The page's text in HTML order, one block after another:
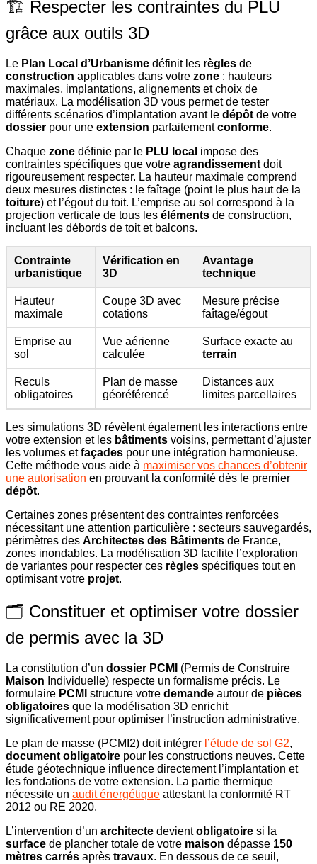
🏗️ Respecter les contraintes du PLU
grâce aux outils 3D
Le Plan Local d’Urbanisme définit les règles de
construction applicables dans votre zone : hauteurs
maximales, implantations, alignements et choix de
matériaux. La modélisation 3D vous permet de tester
différents scénarios d’implantation avant le dépôt de votre
dossier pour une extension parfaitementconforme.
Chaque zone définie par le PLU local impose des
contraintes spécifiques que votre agrandissement doit
rigoureusement respecter. La hauteur maximale comprend
deux mesures distinctes : le faîtage (point le plus haut de la
toiture) et l’égout du toit. L’emprise au sol correspond à la
projection verticale de tous les éléments de construction,
incluant les débords de toit et balcons.
Contrainte
urbanistique
Vérification en
3D
Avantage
technique
Hauteur
maximale
Coupe 3D avec
cotations
Mesure précise
faîtage/égout
Emprise au
sol
Vue aérienne
calculée
Surface exacte au
terrain
Reculs
obligatoires
Plan de masse
géoréférencé
Distances aux
limites parcellaires
Les simulations 3D révèlent également les interactions entre
votre extension et les bâtiments voisins, permettant d’ajuster
les volumes etfaçades pour une intégration harmonieuse.
Cette méthode vous aide à maximiser vos chances d’obtenir
une autorisation en prouvant la conformité dès le premier
dépôt.
Certaines zones présentent des contraintes renforcées
nécessitant une attention particulière : secteurs sauvegardés,
périmètres des Architectes des Bâtiments de France,
zones inondables. La modélisation 3D facilite l’exploration
de variantes pour respecter ces règles spécifiques tout en
optimisant votre projet.
🗂️ Constituer et optimiser votre dossier
de permis avec la 3D
La constitution d’un dossier PCMI
(Permis de Construire
Maison Individuelle) respecte un formalisme précis. Le
formulaire PCMI structure votre demande autour de pièces
obligatoires que la modélisation 3D enrichit
significativement pour optimiser l’instruction administrative.
Le plan de masse (PCMI2) doit intégrer l’étude de sol G2,
document obligatoire pour les constructions neuves. Cette
étude géotechnique influence directement l’implantation et
les fondations de votre extension. La partie thermique
nécessite un audit énergétique attestant la conformité RT
2012 ou RE 2020.
L’intervention d’un architecte devientobligatoire si la
surface de plancher totale de votre maison dépasse 150
mètres carrés après travaux. En dessous de ce seuil,